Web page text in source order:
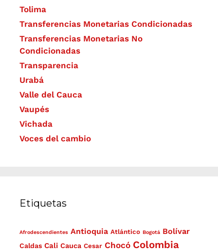
Tolima
Transferencias Monetarias Condicionadas
Transferencias Monetarias No
Condicionadas
Transparencia
Urabá
Valle del Cauca
Vaupés
Vichada
Voces del cambio
Etiquetas
Afrodescendientes Antioquia Atlántico Bogotá Bolívar
Caldas Cali Cauca Cesar Chocó Colombia